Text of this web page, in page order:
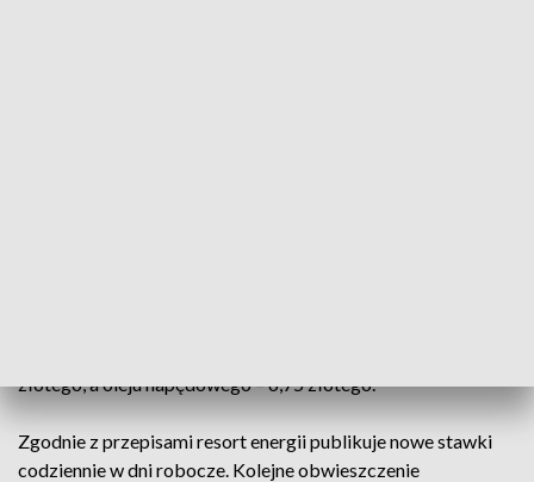
złotego, a oleju napędowego – 6,75 złotego.
Zgodnie z przepisami resort energii publikuje nowe stawki
codziennie w dni robocze. Kolejne obwieszczenie